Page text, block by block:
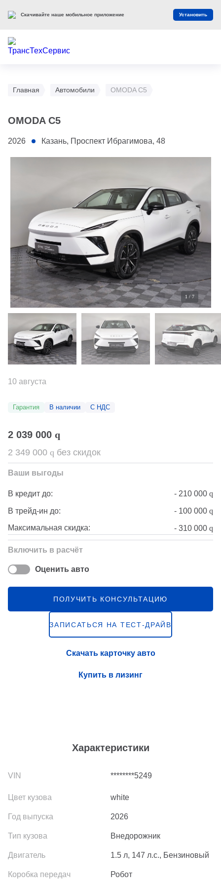
Главная Автомобили OMODA C5
OMODA C5
2026 Казань, Проспект Ибрагимова, 48
1 / 7
Характеристики
********5249
white
2026
Внедорожник
1.5 л, 147 л.с., Бензиновый
Робот
10 августа
Гарантия В наличии С НДС
2 039 000 q
2 349 000 q без скидок
Ваши выгоды
В кредит до: - 210 000 q
В трейд-ин до: - 100 000 q
Максимальная скидка: - 310 000 q
Включить в расчёт
Оценить авто
ПОЛУЧИТЬ КОНСУЛЬТАЦИЮ
ЗАПИСАТЬСЯ НА ТЕСТ-ДРАЙВ
Скачать карточку авто
Купить в лизинг
Скачивайте наше мобильное приложение Установить